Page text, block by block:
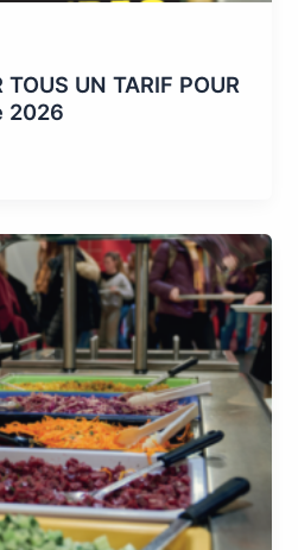
TOUS UN TARIF POUR
2026